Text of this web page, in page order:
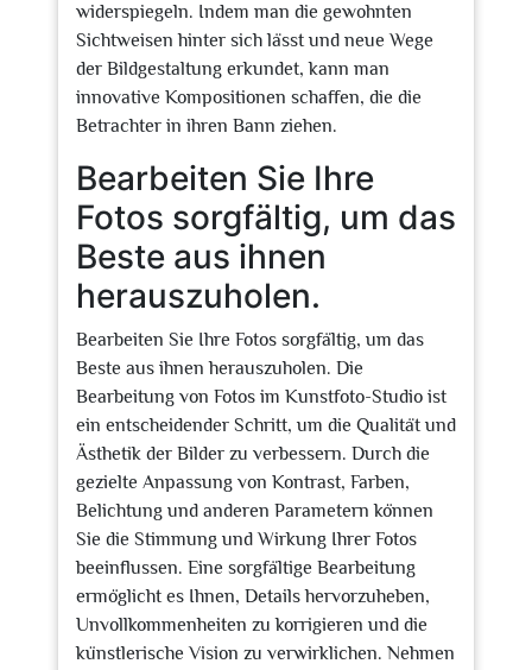
widerspiegeln. Indem man die gewohnten
Sichtweisen hinter sich lässt und neue Wege
der Bildgestaltung erkundet, kann man
innovative Kompositionen schaffen, die die
Betrachter in ihren Bann ziehen.
Bearbeiten Sie Ihre
Fotos sorgfältig, um das
Beste aus ihnen
herauszuholen.
Bearbeiten Sie Ihre Fotos sorgfältig, um das
Beste aus ihnen herauszuholen. Die
Bearbeitung von Fotos im Kunstfoto-Studio ist
ein entscheidender Schritt, um die Qualität und
Ästhetik der Bilder zu verbessern. Durch die
gezielte Anpassung von Kontrast, Farben,
Belichtung und anderen Parametern können
Sie die Stimmung und Wirkung Ihrer Fotos
beeinflussen. Eine sorgfältige Bearbeitung
ermöglicht es Ihnen, Details hervorzuheben,
Unvollkommenheiten zu korrigieren und die
künstlerische Vision zu verwirklichen. Nehmen